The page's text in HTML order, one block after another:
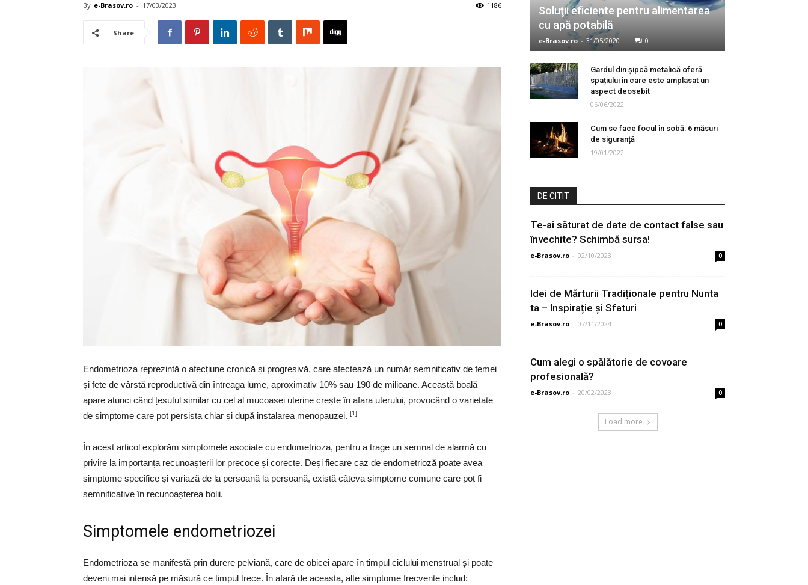
By e-Brasov.ro - 17/03/2023 1186
Share
Endometrioza reprezintă o afecțiune cronică și progresivă, care afectează un număr semnificativ de femei
și fete de vârstă reproductivă din întreaga lume, aproximativ 10% sau 190 de milioane. Această boală
apare atunci când țesutul similar cu cel al mucoasei uterine crește în afara uterului, provocând o varietate
de simptome care pot persista chiar și după instalarea menopauzei. [1]
În acest articol explorăm simptomele asociate cu endometrioza, pentru a trage un semnal de alarmă cu
privire la importanța recunoașterii lor precoce și corecte. Deși fiecare caz de endometrioză poate avea
simptome specifice și variază de la persoană la persoană, există câteva simptome comune care pot fi
semnificative în recunoașterea bolii.
Simptomele endometriozei
Endometrioza se manifestă prin durere pelviană, care de obicei apare în timpul ciclului menstrual și poate
deveni mai intensă pe măsură ce timpul trece. În afară de aceasta, alte simptome frecvente includ:
Soluţii eficiente pentru alimentarea
cu apă potabilă
e-Brasov.ro - 31/05/2020 0
Gardul din șipcă metalică oferă
spațiului în care este amplasat un
aspect deosebit
06/06/2022
Cum se face focul în sobă: 6 măsuri
de siguranță
19/01/2022
DE CITIT
Te-ai săturat de date de contact false sau
învechite? Schimbă sursa!
e-Brasov.ro - 02/10/2023 0
Idei de Mărturii Tradiționale pentru Nunta
ta – Inspirație și Sfaturi
e-Brasov.ro - 07/11/2024 0
Cum alegi o spălătorie de covoare
profesională?
e-Brasov.ro - 20/02/2023 0
Load more